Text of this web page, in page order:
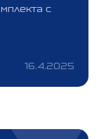
с
16.4.2025